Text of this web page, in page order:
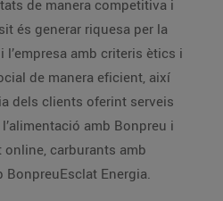
de manera competitiva i
és generar riquesa per la
l’empresa amb criteris ètics i
de manera eficient, així
dels clients oferint serveis
amb Bonpreu i
carburants amb
BonpreuEsclat Energia.